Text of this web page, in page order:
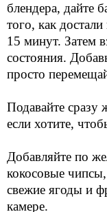
блендера, дайте
того, как
15 минут. Затем
состояния.
просто
Подавайте сразу
если хотите,
Добавляйте по
кокосовые
свежие ягоды и
камере.